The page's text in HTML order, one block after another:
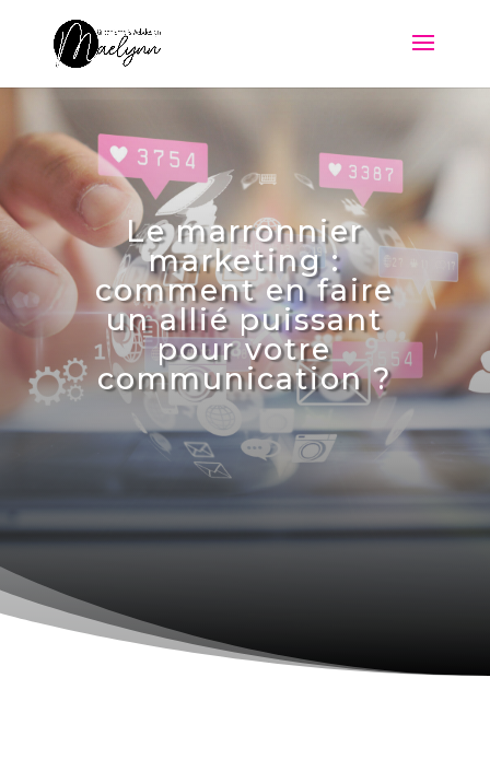
Le marronnier
marketing :
comment en faire
un allié puissant
pour votre
communication ?